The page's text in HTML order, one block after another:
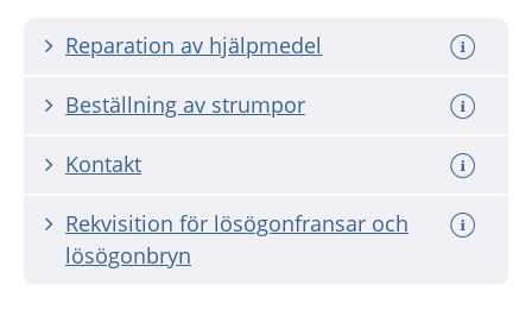
Reparation av hjälpmedel
Beställning av strumpor
Kontakt
Rekvisition för lösögonfransar och
lösögonbryn